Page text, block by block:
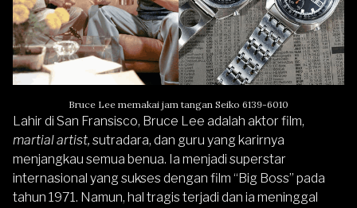
Bruce Lee memakai jam tangan Seiko 6139-6010
Lahir di San Fransisco, Bruce Lee adalah aktor film,
martial artist, sutradara, dan guru yang karirnya
menjangkau semua benua. Ia menjadi superstar
internasional yang sukses dengan film “Big Boss” pada
tahun 1971. Namun, hal tragis terjadi dan ia meninggal